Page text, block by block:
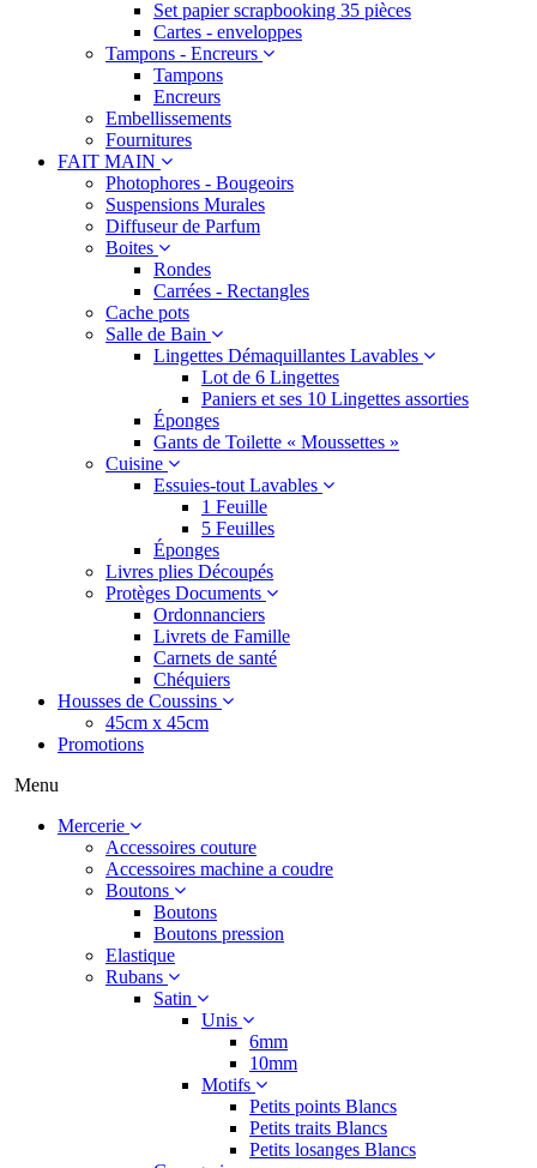
Set papier scrapbooking 35 pièces
Cartes - enveloppes
Tampons - Encreurs
Tampons
Encreurs
Embellissements
Fournitures
FAIT MAIN
Photophores - Bougeoirs
Suspensions Murales
Diffuseur de Parfum
Boites
Rondes
Carrées - Rectangles
Cache pots
Salle de Bain
Lingettes Démaquillantes Lavables
Lot de 6 Lingettes
Paniers et ses 10 Lingettes assorties
Éponges
Gants de Toilette « Moussettes »
Cuisine
Essuies-tout Lavables
1 Feuille
5 Feuilles
Éponges
Livres plies Découpés
Protèges Documents
Ordonnanciers
Livrets de Famille
Carnets de santé
Chéquiers
Housses de Coussins
45cm x 45cm
Promotions
Menu
Mercerie
Accessoires couture
Accessoires machine a coudre
Boutons
Boutons
Boutons pression
Elastique
Rubans
Satin
Unis
6mm
10mm
Motifs
Petits points Blancs
Petits traits Blancs
Petits losanges Blancs